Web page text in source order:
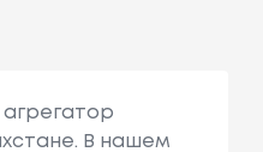
В нашем